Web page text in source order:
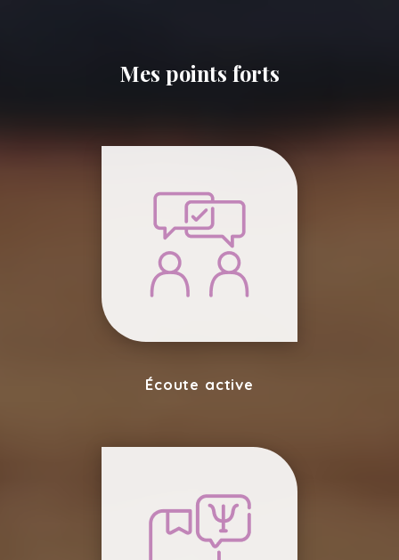
Mes points forts
Écoute active